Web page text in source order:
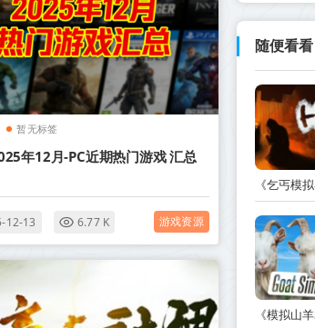
暂无标签
年12月-PC近期热门游戏 汇总
12-13 6.77 K 游戏资源
随便看看